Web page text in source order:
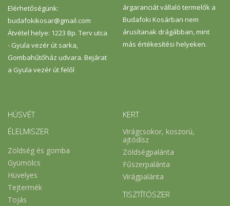
Elérhetőségünk:
budafokikosar@gmail.com
Átvétel helye: 1223 Bp. Terv utca
- Gyula vezér út sarka,
Gombahűtőház udvara. Bejárat
a Gyula vezér út felől
árgaranciát vállaló termelők a
Budafoki Kosárban nem
árusítanak drágábban, mint
más értékesítési helyeken.
HÚSVÉT
ÉLELMISZER
Zöldség és gomba
Gyümölcs
Hüvelyes
Tejtermék
Tojás
KERT
Virágcsokor, koszorú,
ajtódísz
Zöldségpalánta
Fűszerpalánta
Virágpalánta
TISZTÍTÓSZER